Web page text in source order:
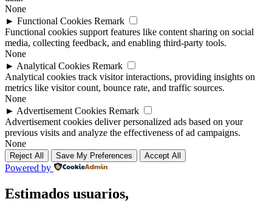
None
► Functional Cookies Remark
Functional cookies support features like content sharing on social
media, collecting feedback, and enabling third-party tools.
None
► Analytical Cookies Remark
Analytical cookies track visitor interactions, providing insights on
metrics like visitor count, bounce rate, and traffic sources.
None
► Advertisement Cookies Remark
Advertisement cookies deliver personalized ads based on your
previous visits and analyze the effectiveness of ad campaigns.
None
Reject All Save My Preferences Accept All
Powered by
Estimados usuarios,